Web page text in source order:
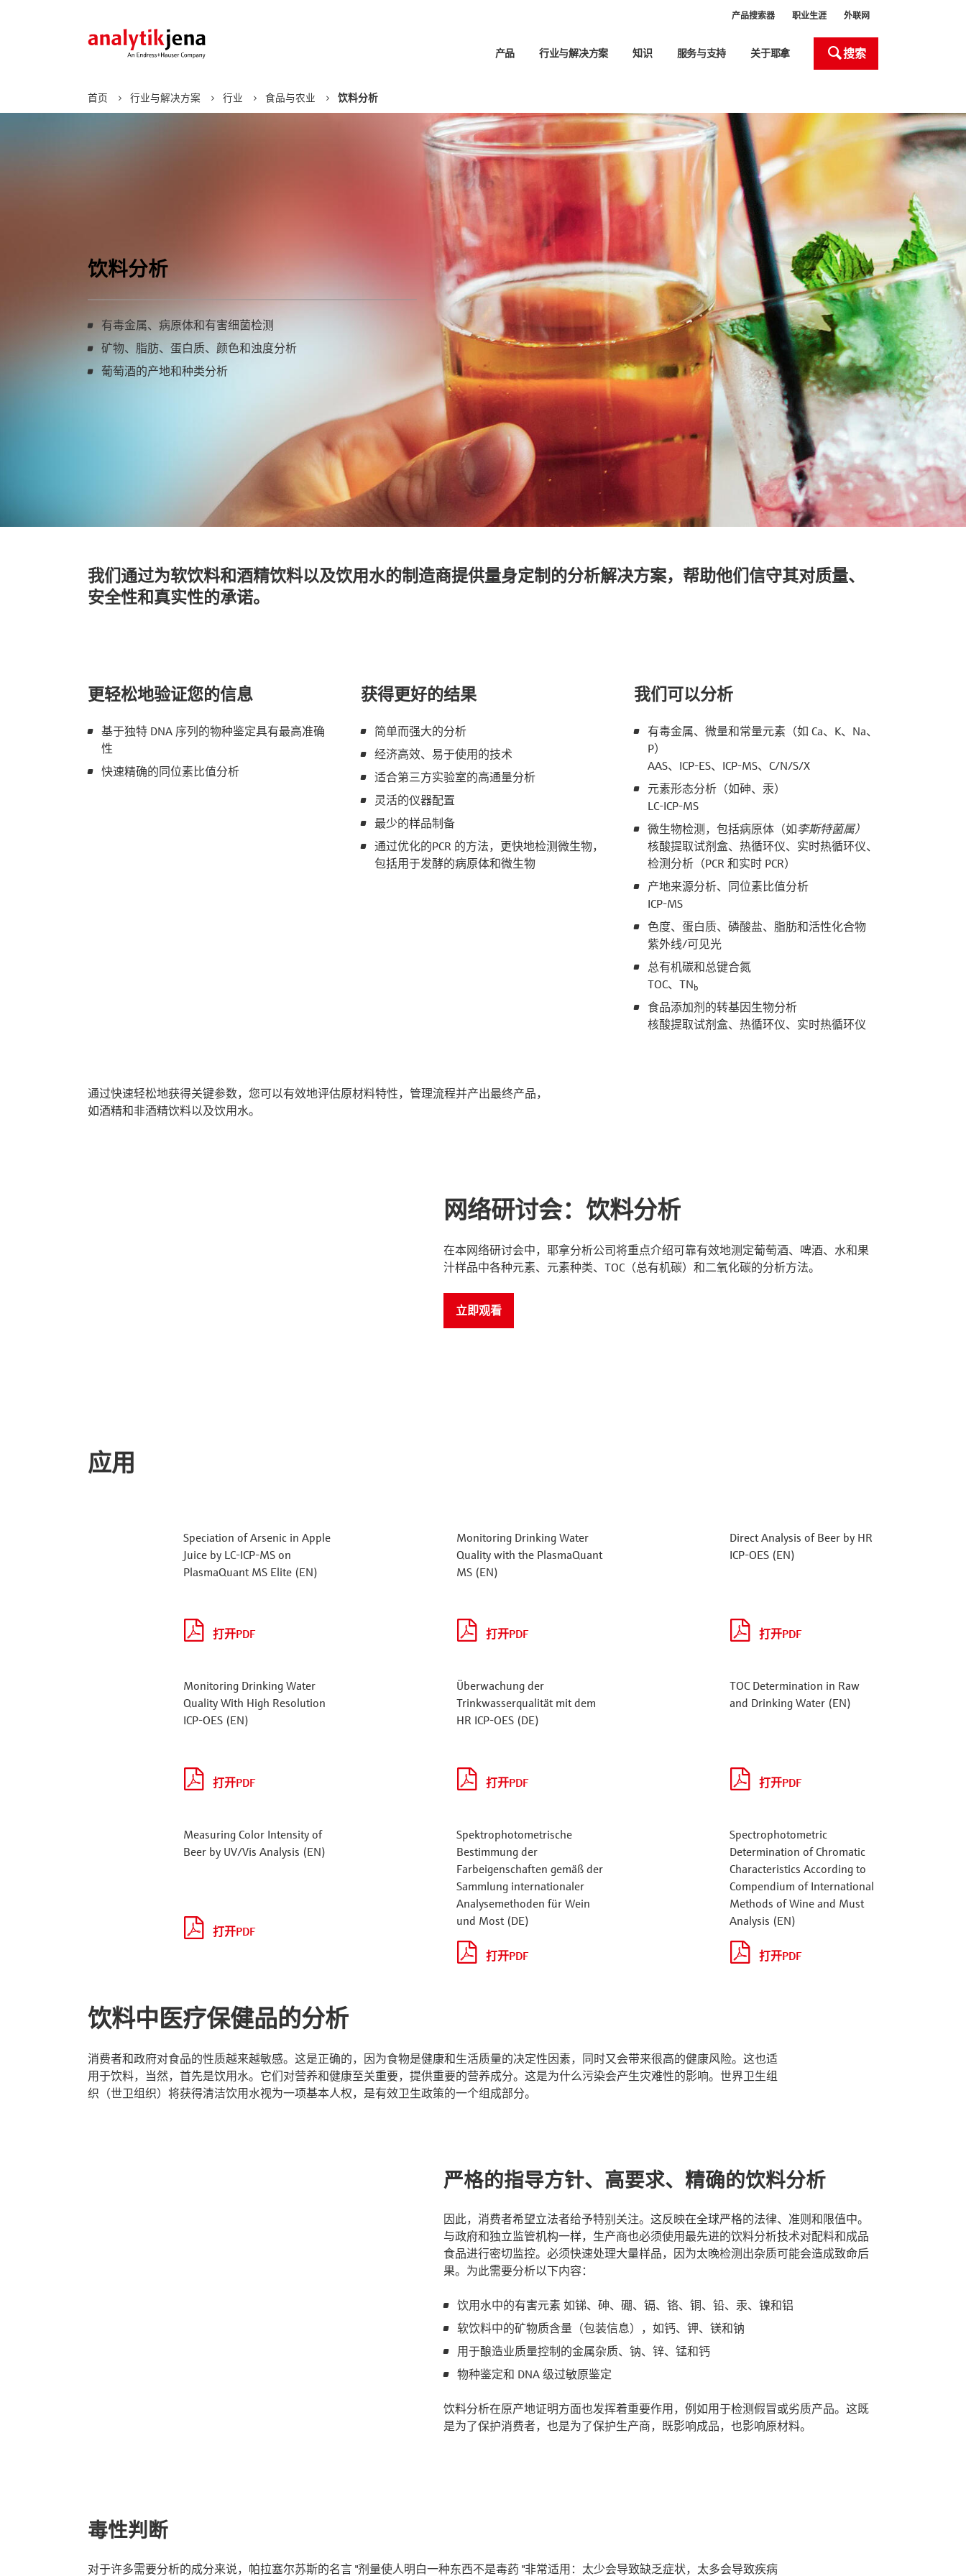
产品搜索器 职业生涯 外联网
搜索
产品
ICP-MS
ICP-OES
分子光谱
紫外/可见
TOC/TNb 分析
TOC-UV
PCR 和 qPCR 热循环仪
液体处理和自动化
实验室设备
实验室器皿处理
自动化液体处理器 (ALH)
新
移液头
自动化液体处理工作站移液枪头
产品
行业与解决方案
石油和天然气
应用聚焦
NGS 样品制备
锂离子电池的生命周期
化学品回收
磷分析
从矿石到金属
膜蛋白纯化和分析
产品搜索器
了解更多
知识
博客
服务与支持
服务联系人
关于耶拿
全球联系方式
职业生涯
首页 行业与解决方案 行业 食品与农业 饮料分析
饮料分析
有毒金属、病原体和有害细菌检测
矿物、脂肪、蛋白质、颜色和浊度分析
葡萄酒的产地和种类分析
我们通过为软饮料和酒精饮料以及饮用水的制造商提供量身定制的分析解决方案，帮助他们信守其对质量、
安全性和真实性的承诺。
更轻松地验证您的信息
基于独特 DNA 序列的物种鉴定具有最高准确
性
快速精确的同位素比值分析
获得更好的结果
简单而强大的分析
经济高效、易于使用的技术
适合第三方实验室的高通量分析
灵活的仪器配置
最少的样品制备
通过优化的PCR 的方法，更快地检测微生物，
包括用于发酵的病原体和微生物
我们可以分析
有毒金属、微量和常量元素（如 Ca、K、Na、
P）
AAS、ICP-ES、ICP-MS、C/N/S/X
元素形态分析（如砷、汞）
LC-ICP-MS
微生物检测，包括病原体（如李斯特菌属）
核酸提取试剂盒、热循环仪、实时热循环仪、
检测分析（PCR 和实时 PCR）
产地来源分析、同位素比值分析
ICP-MS
色度、蛋白质、磷酸盐、脂肪和活性化合物
紫外线/可见光
总有机碳和总键合氮
TOC、TNb
食品添加剂的转基因生物分析
核酸提取试剂盒、热循环仪、实时热循环仪
通过快速轻松地获得关键参数，您可以有效地评估原材料特性，管理流程并产出最终产品，
如酒精和非酒精饮料以及饮用水。
网络研讨会：饮料分析
在本网络研讨会中，耶拿分析公司将重点介绍可靠有效地测定葡萄酒、啤酒、水和果
汁样品中各种元素、元素种类、TOC（总有机碳）和二氧化碳的分析方法。
立即观看
应用
Speciation of Arsenic in Apple
Juice by LC-ICP-MS on
PlasmaQuant MS Elite (EN)
打开PDF
Monitoring Drinking Water
Quality with the PlasmaQuant
MS (EN)
打开PDF
Direct Analysis of Beer by HR
ICP-OES (EN)
打开PDF
Monitoring Drinking Water
Quality With High Resolution
ICP-OES (EN)
打开PDF
Überwachung der
Trinkwasserqualität mit dem
HR ICP-OES (DE)
打开PDF
TOC Determination in Raw
and Drinking Water (EN)
打开PDF
Measuring Color Intensity of
Beer by UV/Vis Analysis (EN)
打开PDF
Spektrophotometrische
Bestimmung der
Farbeigenschaften gemäß der
Sammlung internationaler
Analysemethoden für Wein
und Most (DE)
打开PDF
Spectrophotometric
Determination of Chromatic
Characteristics According to
Compendium of International
Methods of Wine and Must
Analysis (EN)
打开PDF
饮料中医疗保健品的分析
消费者和政府对食品的性质越来越敏感。这是正确的，因为食物是健康和生活质量的决定性因素，同时又会带来很高的健康风险。这也适
用于饮料，当然，首先是饮用水。它们对营养和健康至关重要，提供重要的营养成分。这是为什么污染会产生灾难性的影响。世界卫生组
织（世卫组织）将获得清洁饮用水视为一项基本人权，是有效卫生政策的一个组成部分。
严格的指导方针、高要求、精确的饮料分析
因此，消费者希望立法者给予特别关注。这反映在全球严格的法律、准则和限值中。
与政府和独立监管机构一样，生产商也必须使用最先进的饮料分析技术对配料和成品
食品进行密切监控。必须快速处理大量样品，因为太晚检测出杂质可能会造成致命后
果。为此需要分析以下内容：
饮用水中的有害元素 如锑、砷、硼、镉、铬、铜、铅、汞、镍和铝
软饮料中的矿物质含量（包装信息），如钙、钾、镁和钠
用于酿造业质量控制的金属杂质、钠、锌、锰和钙
物种鉴定和 DNA 级过敏原鉴定
饮料分析在原产地证明方面也发挥着重要作用，例如用于检测假冒或劣质产品。这既
是为了保护消费者，也是为了保护生产商，既影响成品，也影响原材料。
毒性判断
对于许多需要分析的成分来说，帕拉塞尔苏斯的名言 "剂量使人明白一种东西不是毒药 "非常适用：太少会导致缺乏症状，太多会导致疾病